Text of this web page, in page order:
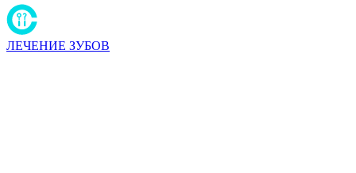
ЛЕЧЕНИЕ ЗУБОВ